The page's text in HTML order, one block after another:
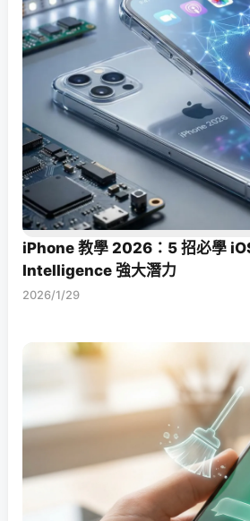
iPhone 教學 2026：5 招必學
Intelligence 強大潛力
2026/1/29